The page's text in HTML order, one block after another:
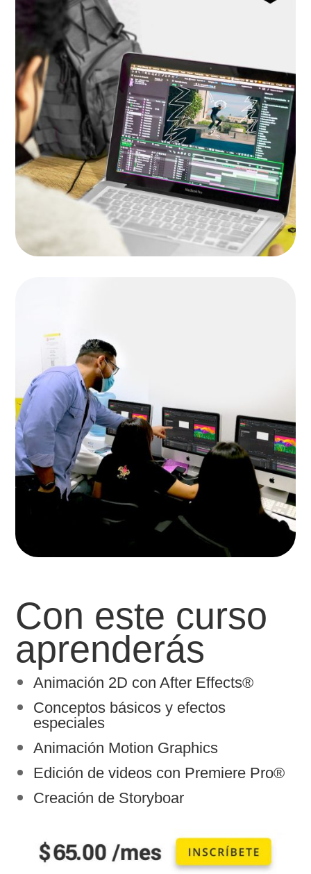
Con este curso
aprenderás
Animación 2D con After Effects®
Conceptos básicos y efectos
especiales
Animación Motion Graphics
Edición de videos con Premiere Pro®
Creación de Storyboar